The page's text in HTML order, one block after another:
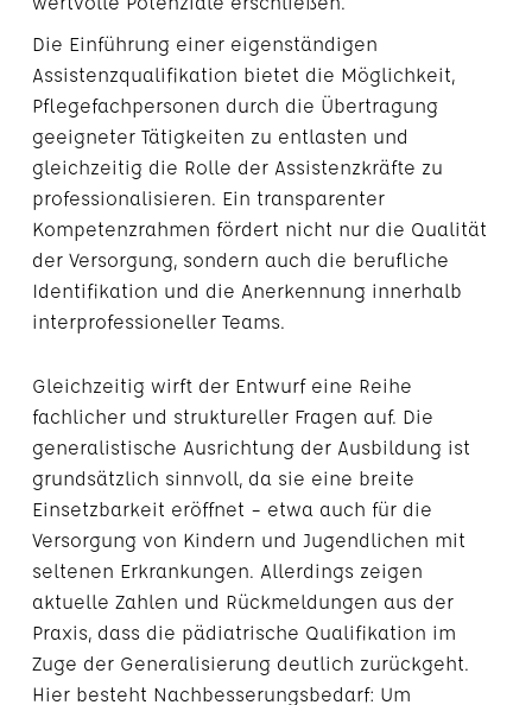
Die Einführung einer eigenständigen
Assistenzqualifikation bietet die Möglichkeit,
Pflegefachpersonen durch die Übertragung
geeigneter Tätigkeiten zu entlasten und
gleichzeitig die Rolle der Assistenzkräfte zu
professionalisieren. Ein transparenter
Kompetenzrahmen fördert nicht nur die Qualität
der Versorgung, sondern auch die berufliche
Identifikation und die Anerkennung innerhalb
interprofessioneller Teams.
Gleichzeitig wirft der Entwurf eine Reihe
fachlicher und struktureller Fragen auf. Die
generalistische Ausrichtung der Ausbildung ist
grundsätzlich sinnvoll, da sie eine breite
Einsetzbarkeit eröffnet – etwa auch für die
Versorgung von Kindern und Jugendlichen mit
seltenen Erkrankungen. Allerdings zeigen
aktuelle Zahlen und Rückmeldungen aus der
Praxis, dass die pädiatrische Qualifikation im
Zuge der Generalisierung deutlich zurückgeht.
Hier besteht Nachbesserungsbedarf: Um